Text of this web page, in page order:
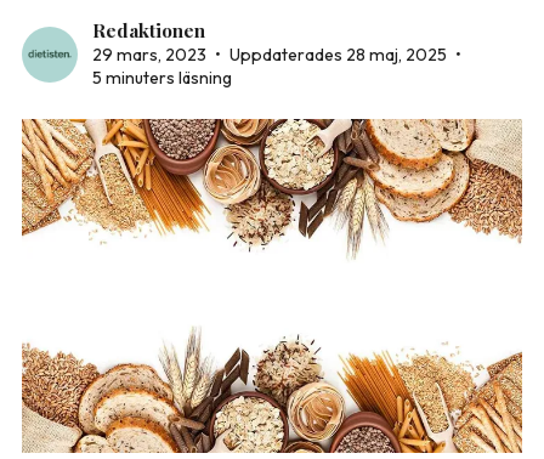
Redaktionen
29 mars, 2023 • Uppdaterades 28 maj, 2025 •
5 minuters läsning